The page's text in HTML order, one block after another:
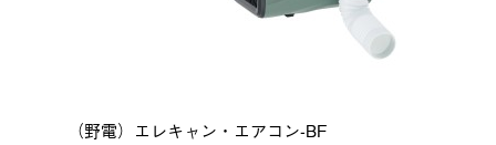
（野電）エレキャン・エアコン-BF